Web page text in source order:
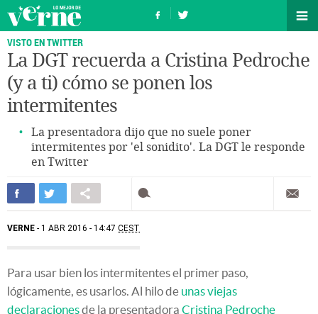
VISTO EN TWITTER
La DGT recuerda a Cristina Pedroche
(y a ti) cómo se ponen los
intermitentes
La presentadora dijo que no suele poner
intermitentes por 'el sonidito'. La DGT le responde
en Twitter
VERNE 1 ABR 2016 - 14:47 CEST
Para usar bien los intermitentes el primer paso,
lógicamente, es usarlos. Al hilo de unas viejas
declaracionesde la presentadora Cristina Pedroche